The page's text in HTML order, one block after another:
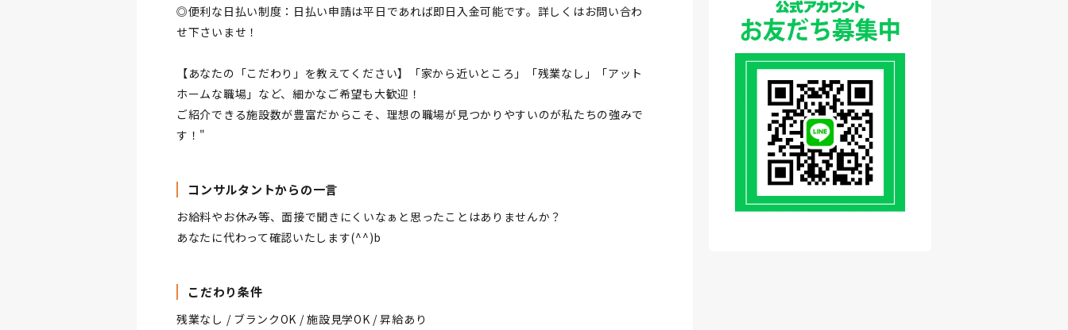
◎便利な日払い制度：日払い申請は平日であれば即日入金可能です。詳しくはお問い合わ
せ下さいませ！
【あなたの「こだわり」を教えてください】「家から近いところ」「残業なし」「アット
ホームな職場」など、細かなご希望も大歓迎！
ご紹介できる施設数が豊富だからこそ、理想の職場が見つかりやすいのが私たちの強みで
す！"
コンサルタントからの一言
お給料やお休み等、面接で聞きにくいなぁと思ったことはありませんか？
あなたに代わって確認いたします(^^)b
こだわり条件
残業なし / ブランクOK / 施設見学OK / 昇給あり